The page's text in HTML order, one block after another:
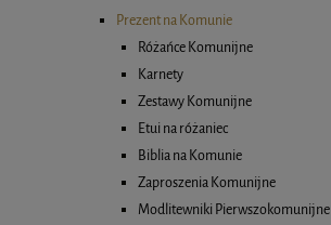
Prezent na Komunie
Różańce Komunijne
Karnety
Zestawy Komunijne
Etui na różaniec
Biblia na Komunie
Zaproszenia Komunijne
Modlitewniki Pierwszokomunijne